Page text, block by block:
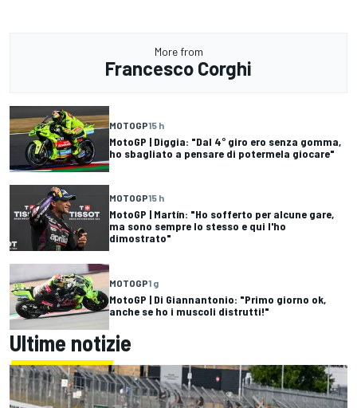
More from
Francesco Corghi
MOTOGP15 h
MotoGP | Diggia: "Dal 4° giro ero senza gomma,
ho sbagliato a pensare di potermela giocare"
MOTOGP15 h
MotoGP | Martín: "Ho sofferto per alcune gare,
ma sono sempre lo stesso e qui l'ho
dimostrato"
MOTOGP1 g
MotoGP | Di Giannantonio: "Primo giorno ok,
anche se ho i muscoli distrutti!"
Ultime notizie